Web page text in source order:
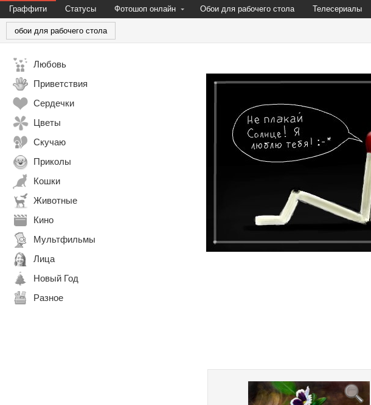
Граффити Статусы Фотошоп онлайн Обои для рабочего стола Телесериалы
обои для рабочего стола
Любовь
Приветствия
Сердечки
Цветы
Скучаю
Приколы
Кошки
Животные
Кино
Мультфильмы
Лица
Новый Год
Разное